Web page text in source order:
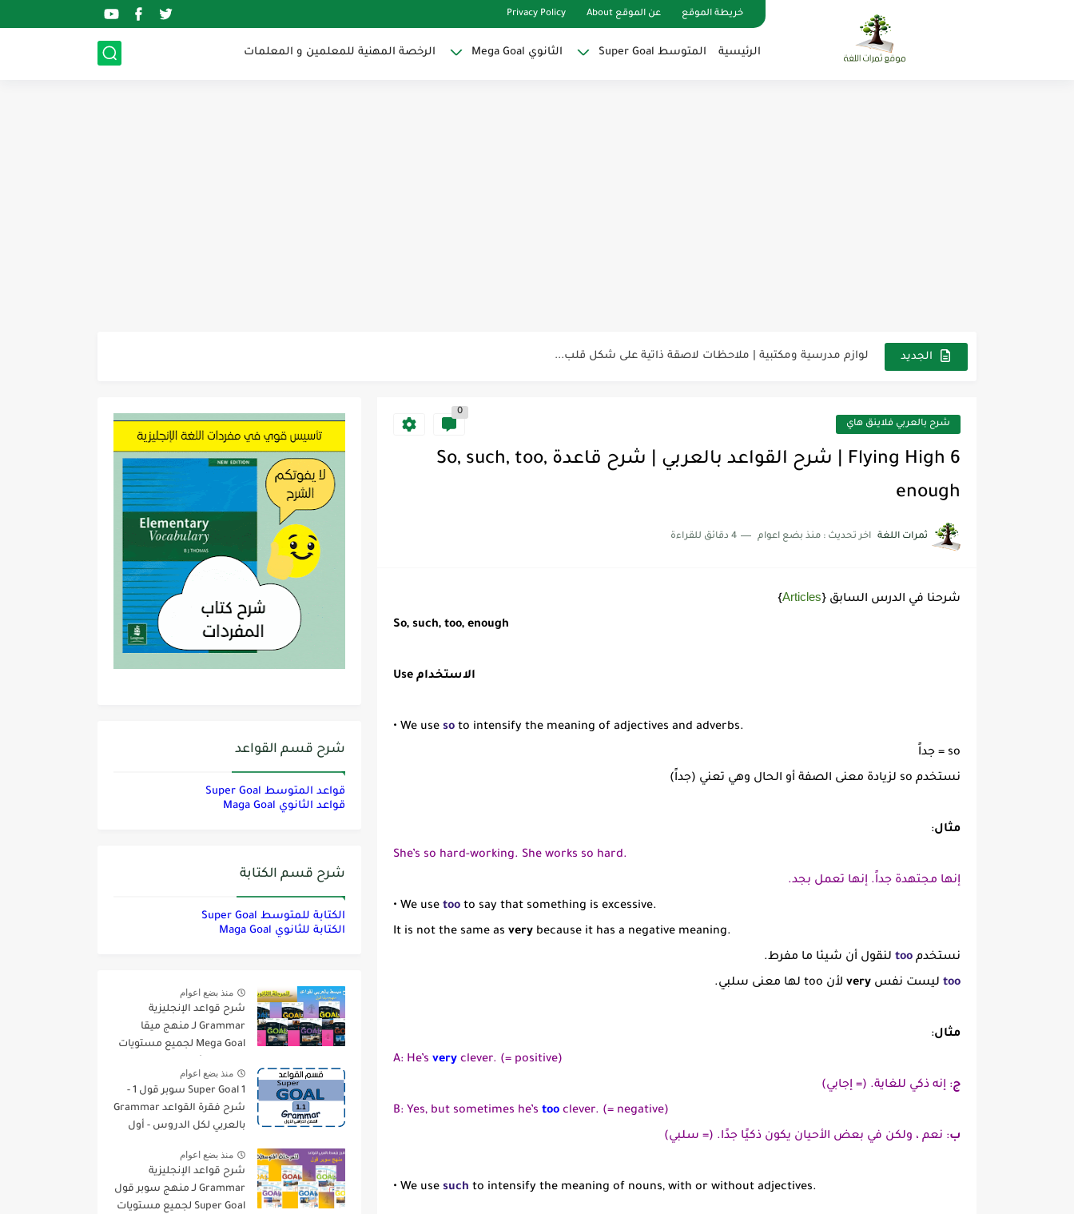
خريطة الموقع عن الموقع About Privacy Policy
الرئيسية المتوسط Super Goal الثانوي Mega Goal الرخصة المهنية للمعلمين و المعلمات
الجديد لوازم مدرسية ومكتبية | ملاحظات لاصقة ذاتية على شكل قلب...
The Winter Surprise
أفضل أكواد خصم تفيدك عند التسوق Discount Codes That Help...
شرح بالعربي فلاينق هاي
0
Flying High 6 | شرح القواعد بالعربي | شرح قاعدة So, such, too,
enough
ثمرات اللغة اخر تحديث : منذ بضع اعوام 4 دقائق للقراءة
شرحنا في الدرس السابق {Articles
}
So, such, too, enough
Use الاستخدام
• We use so to intensify the meaning of adjectives and adverbs.
so = جداً
نستخدم so لزيادة معنى الصفة أو الحال وهي تعني (جداً)
مثال:
She’s so hard-working. She works so hard.
إنها مجتهدة جداً. إنها تعمل بجد.
• We use too to say that something is excessive.
It is not the same as very because it has a negative meaning.
نستخدم too لنقول أن شيئا ما مفرط.
too ليست نفس very لأن too لها معنى سلبي.
مثال:
A: He’s very clever. (= positive)
ج: إنه ذكي للغاية. (= إجابي)
B: Yes, but sometimes he’s too clever. (= negative)
ب: نعم ، ولكن في بعض الأحيان يكون ذكيًا جدًا. (= سلبي)
• We use such to intensify the meaning of nouns, with or without adjectives.
شرح قسم القواعد
قواعد المتوسط Super Goal
قواعد الثانوي Maga Goal
شرح قسم الكتابة
الكتابة للمتوسط Super Goal
الكتابة للثانوي Maga Goal
منذ بضع اعوام
شرح قواعد الإنجليزية
Grammar لـ منهج ميقا
Mega Goal لجميع مستويات
منذ بضع اعوام
Super Goal 1 سوبر قول 1 -
شرح فقرة القواعد Grammar
بالعربي لكل الدروس - أول
الأول
منذ بضع اعوام
شرح قواعد الإنجليزية
Grammar لـ منهج سوبر قول
Super Goal لجميع مستويات